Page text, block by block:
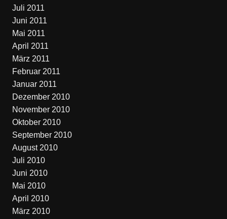
Juli 2011
Juni 2011
Mai 2011
April 2011
März 2011
Februar 2011
Januar 2011
Dezember 2010
November 2010
Oktober 2010
September 2010
August 2010
Juli 2010
Juni 2010
Mai 2010
April 2010
März 2010